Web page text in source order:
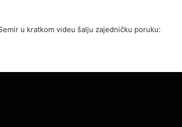
u kratkom videu šalju zajedničku poruku: